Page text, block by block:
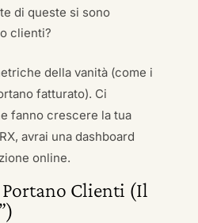
di queste si sono
clienti?
della vanità (come i
fatturato). Ci
fanno crescere la tua
avrai una dashboard
online.
Portano Clienti (Il